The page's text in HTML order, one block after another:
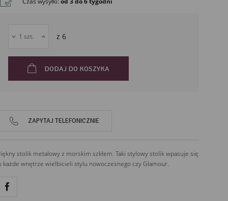
52-252
z 6
DODAJ DO KOSZYKA
ZAPYTAJ TELEFONICZNIE
stolik metalowy z morskim szkłem. Taki stylowy stolik wpasuje się
każde wnętrze wielbicieli stylu nowoczesnego czy Glamour.